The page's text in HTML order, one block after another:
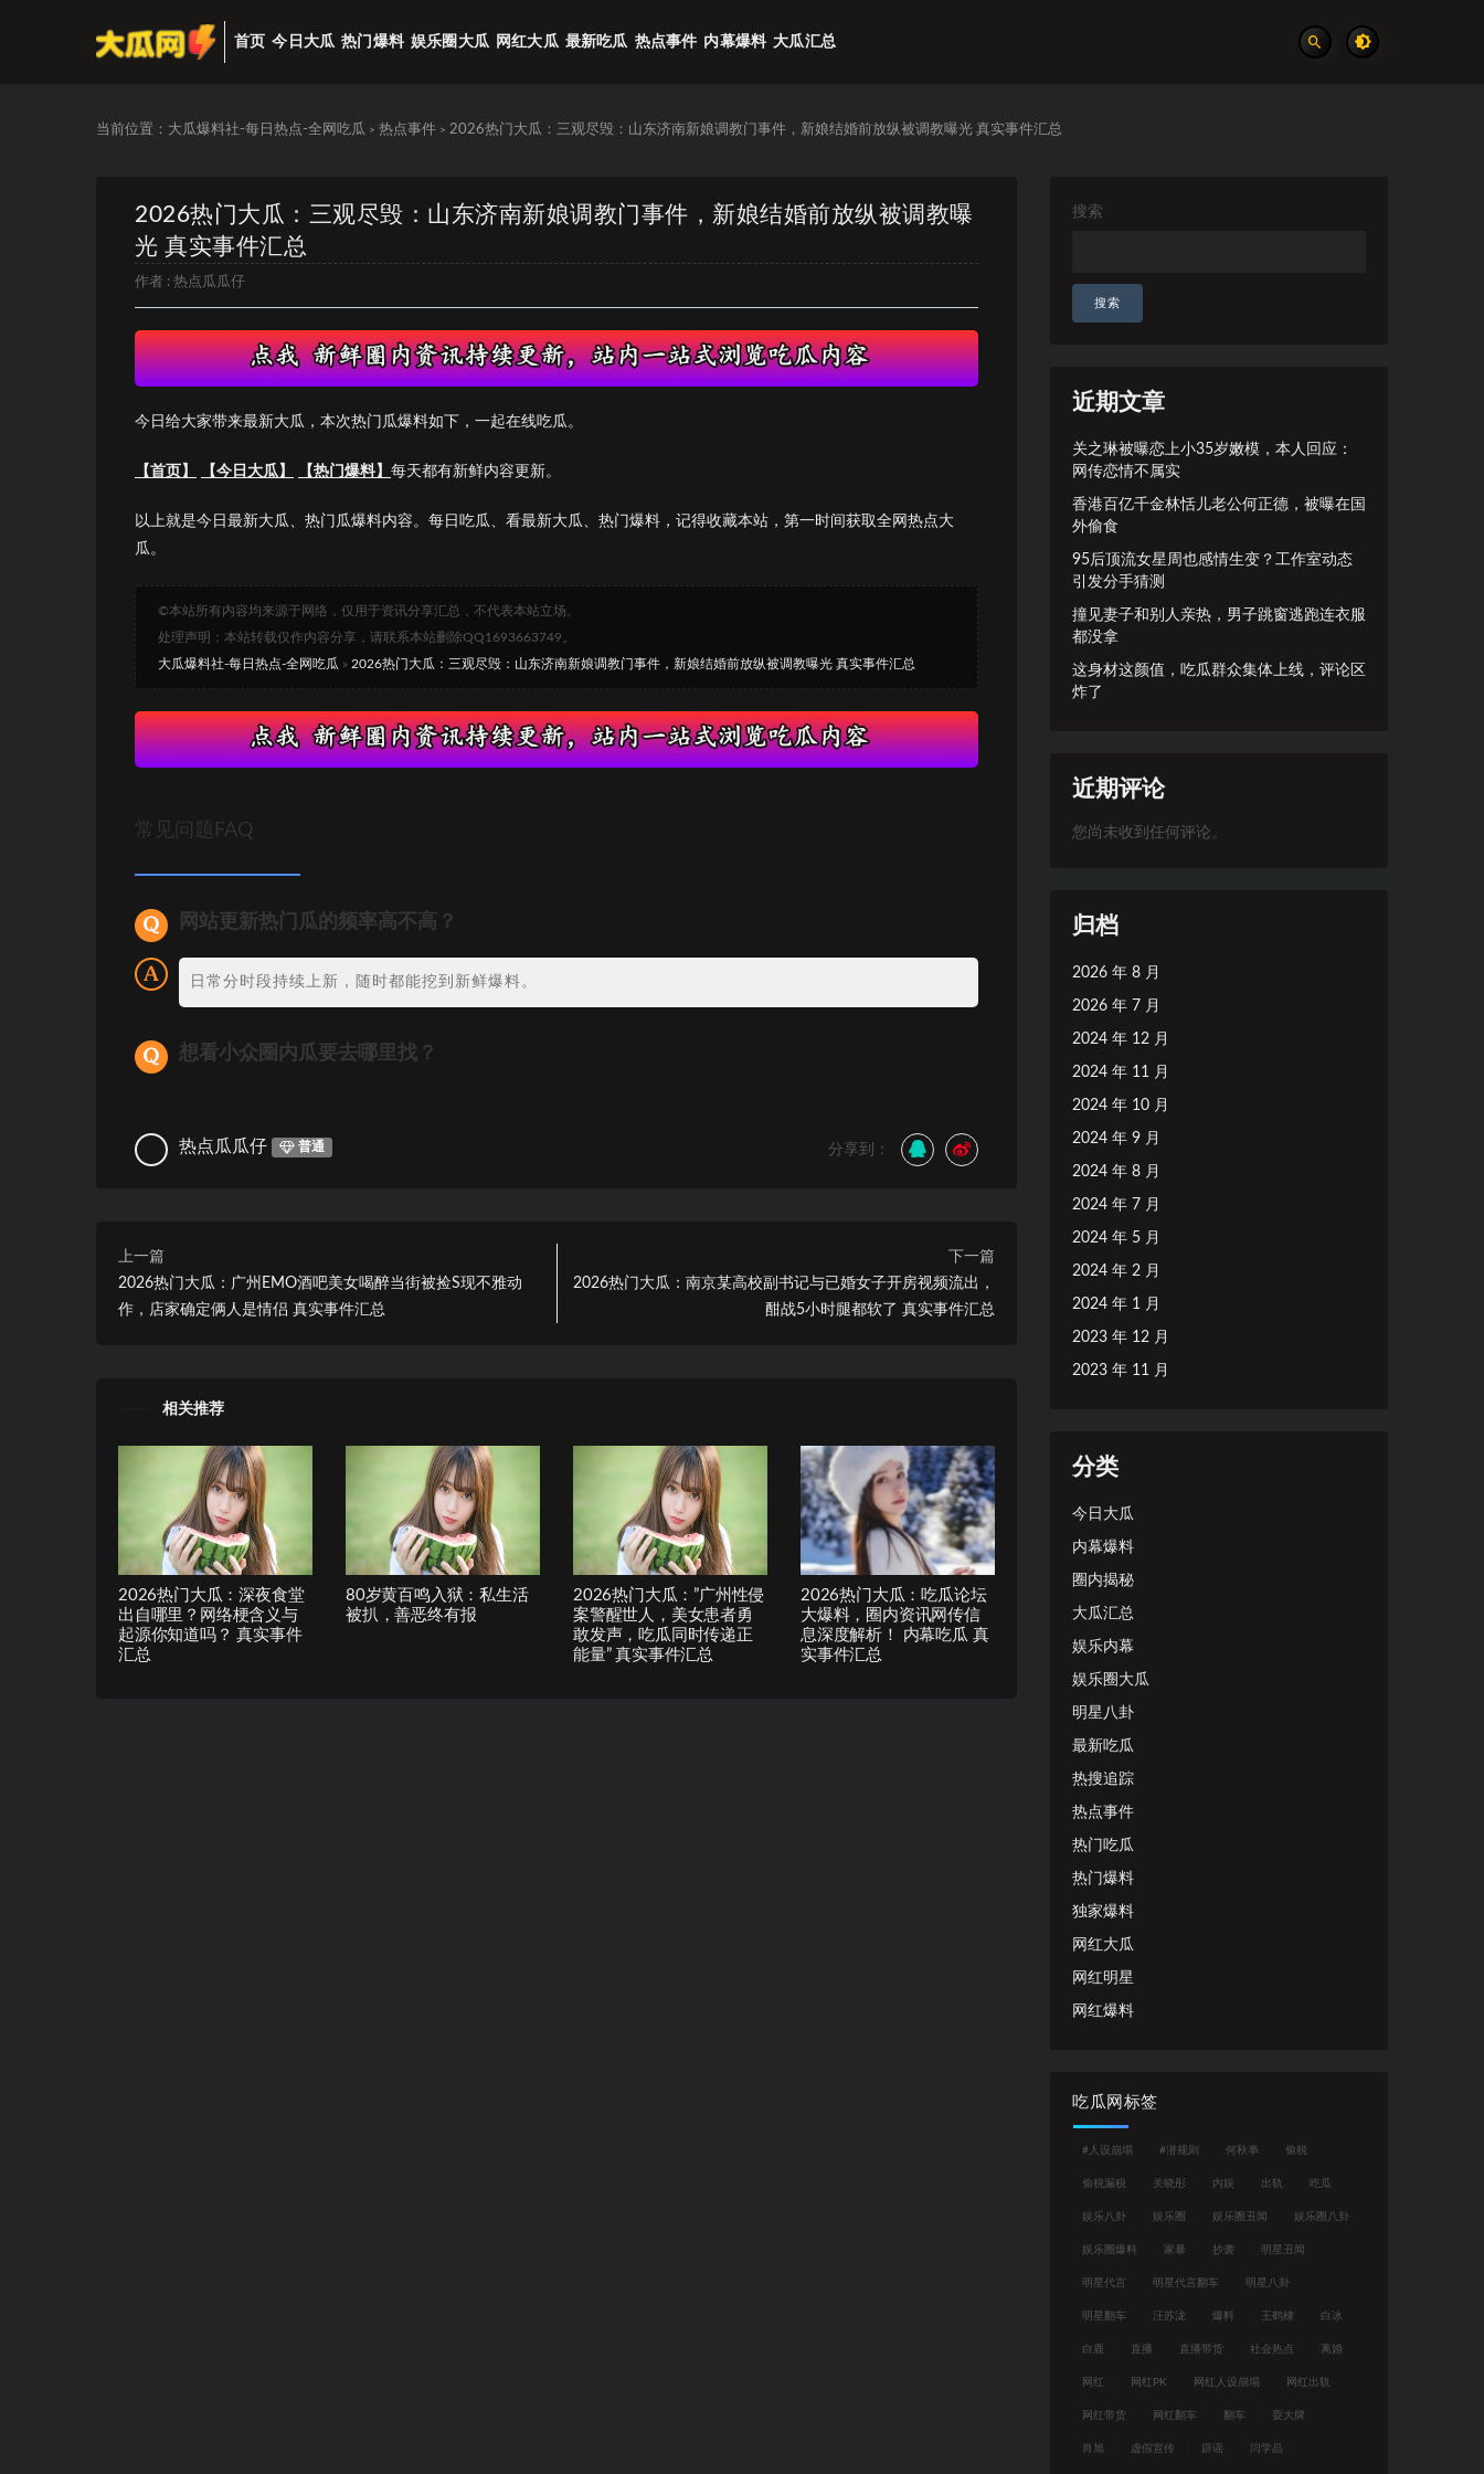
首页 今日大瓜 热门爆料 娱乐圈大瓜 网红大瓜 最新吃瓜 热点事件 内幕爆料 大瓜汇总
当前位置： 大瓜爆料社-每日热点-全网吃瓜 > 热点事件 > 2026热门大瓜：三观尽毁：山东济南新娘调教门事件，新娘结婚前放纵被调教曝光 真实事件汇总
2026热门大瓜：三观尽毁：山东济南新娘调教门事件，新娘结婚前放纵被调教曝
光 真实事件汇总
作者 : 热点瓜瓜仔
今日给大家带来最新大瓜，本次热门瓜爆料如下，一起在线吃瓜。
【首页】 【今日大瓜】 【热门爆料】 每天都有新鲜内容更新。
以上就是今日最新大瓜、热门瓜爆料内容。每日吃瓜、看最新大瓜、热门爆料，记得收藏本站，第一时间获取全网热点大
瓜。
©本站所有内容均来源于网络，仅用于资讯分享汇总，不代表本站立场。
处理声明：本站转载仅作内容分享，请联系本站删除QQ1693663749。
大瓜爆料社-每日热点-全网吃瓜 » 2026热门大瓜：三观尽毁：山东济南新娘调教门事件，新娘结婚前放纵被调教曝光 真实事件汇总
常见问题FAQ
网站更新热门瓜的频率高不高？
日常分时段持续上新，随时都能挖到新鲜爆料。
想看小众圈内瓜要去哪里找？
热点瓜瓜仔 普通 分享到：
上一篇
2026热门大瓜：广州EMO酒吧美女喝醉当街被捡S现不雅动
作，店家确定俩人是情侣 真实事件汇总
下一篇
2026热门大瓜：南京某高校副书记与已婚女子开房视频流出，
酣战5小时腿都软了 真实事件汇总
相关推荐
2026热门大瓜：深夜食堂
出自哪里？网络梗含义与
起源你知道吗？ 真实事件
汇总
80岁黄百鸣入狱：私生活
被扒，善恶终有报
2026热门大瓜：”广州性侵
案警醒世人，美女患者勇
敢发声，吃瓜同时传递正
能量” 真实事件汇总
2026热门大瓜：吃瓜论坛
大爆料，圈内资讯网传信
息深度解析！ 内幕吃瓜 真
实事件汇总
搜索
搜索
近期文章
关之琳被曝恋上小35岁嫩模，本人回应：
网传恋情不属实
香港百亿千金林恬儿老公何正德，被曝在国
外偷食
95后顶流女星周也感情生变？工作室动态
引发分手猜测
撞见妻子和别人亲热，男子跳窗逃跑连衣服
都没拿
这身材这颜值，吃瓜群众集体上线，评论区
炸了
近期评论
您尚未收到任何评论。
归档
2026 年 8 月
2026 年 7 月
2024 年 12 月
2024 年 11 月
2024 年 10 月
2024 年 9 月
2024 年 8 月
2024 年 7 月
2024 年 5 月
2024 年 2 月
2024 年 1 月
2023 年 12 月
2023 年 11 月
分类
今日大瓜
内幕爆料
圈内揭秘
大瓜汇总
娱乐内幕
娱乐圈大瓜
明星八卦
最新吃瓜
热搜追踪
热点事件
热门吃瓜
热门爆料
独家爆料
网红大瓜
网红明星
网红爆料
吃瓜网标签
#人设崩塌 #潜规则 何秋亊 偷税
偷税漏税 关晓彤 内娱 出轨 吃瓜
娱乐八卦 娱乐圈 娱乐圈丑闻 娱乐圈八卦
娱乐圈爆料 家暴 抄袭 明星丑闻
明星代言 明星代言翻车 明星八卦
明星翻车 汪苏泷 爆料 王鹤棣 白冰
白鹿 直播 直播带货 社会热点 离婚
网红 网红PK 网红人设崩塌 网红出轨
网红带货 网红翻车 翻车 耍大牌
肖旭 虚假宣传 辟谣 闫学晶